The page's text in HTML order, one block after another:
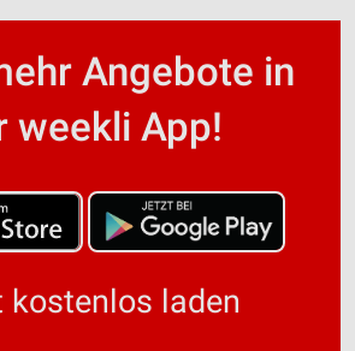
Angebote in
weekli App!
kostenlos laden